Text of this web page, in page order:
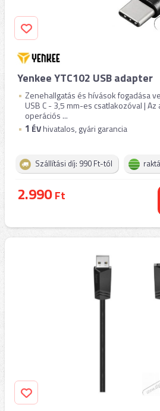
Yenkee YTC102 USB adapter
Zenehallgatás és hívások fogadása
USB C - 3,5 mm-es csatlakozóval |
operációs ...
1 ÉVhivatalos, gyári garancia
Szállítási díj: 990 Ft-tól
2.990Ft